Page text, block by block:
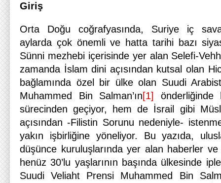
Giriş
Orta Doğu coğrafyasında, Suriye iç
aylarda çok önemli ve hatta tarihi bazı
Sünni mezhebi içerisinde yer alan Selefi-
zamanda İslam dini açısından kutsal olan
bağlamında özel bir ülke olan Suudi
Muhammed Bin Salman’ın[1]
sürecinden geçiyor, hem de İsrail gibi
açısından -Filistin Sorunu nedeniyle-
yakın işbirliğine yöneliyor. Bu yazıda,
düşünce kuruluşlarında yer alan haberler
henüz 30’lu yaşlarının başında ülkesinde
Suudi Veliaht Prensi Muhammed Bin